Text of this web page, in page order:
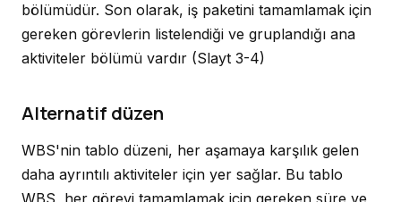
bölümüdür. Son olarak, iş paketini tamamlamak için
gereken görevlerin listelendiği ve gruplandığı ana
aktiviteler bölümü vardır (Slayt 3-4)
Alternatif düzen
WBS'nin tablo düzeni, her aşamaya karşılık gelen
daha ayrıntılı aktiviteler için yer sağlar. Bu tablo